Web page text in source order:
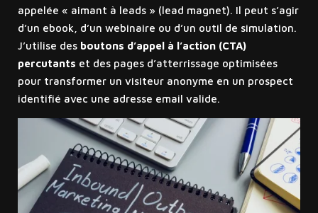
appelée « aimant à leads » (lead magnet). Il peut s’agir
d’un ebook, d’un webinaire ou d’un outil de simulation.
J’utilise des boutons d’appel à l’action (CTA)
percutants et des pages d’atterrissage optimisées
pour transformer un visiteur anonyme en un prospect
identifié avec une adresse email valide.